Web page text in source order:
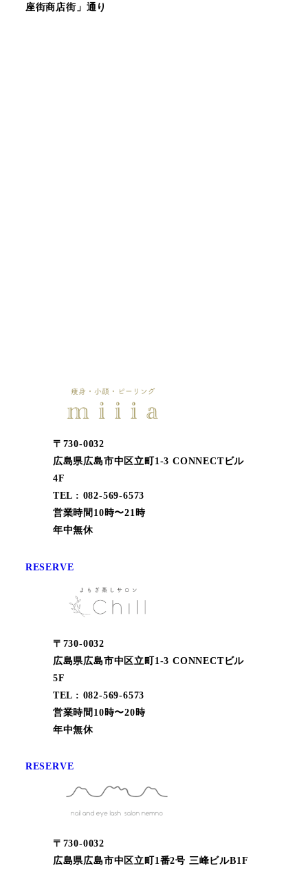
座街商店街」通り
〒730-0032
広島県広島市中区立町1-3 CONNECTビル
4F
TEL : 082-569-6573
営業時間10時〜21時
年中無休
RESERVE
〒730-0032
広島県広島市中区立町1-3 CONNECTビル
5F
TEL : 082-569-6573
営業時間10時〜20時
年中無休
RESERVE
〒730-0032
広島県広島市中区立町1番2号 三峰ビルB1F